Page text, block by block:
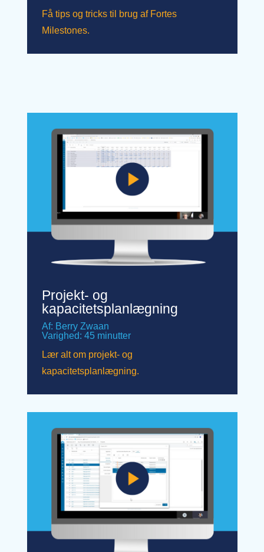
Få tips og tricks til brug af Fortes
Milestones.
Projekt- og
kapacitetsplanlægning
Af: Berry Zwaan
Varighed: 45 minutter
Lær alt om projekt- og
kapacitetsplanlægning.